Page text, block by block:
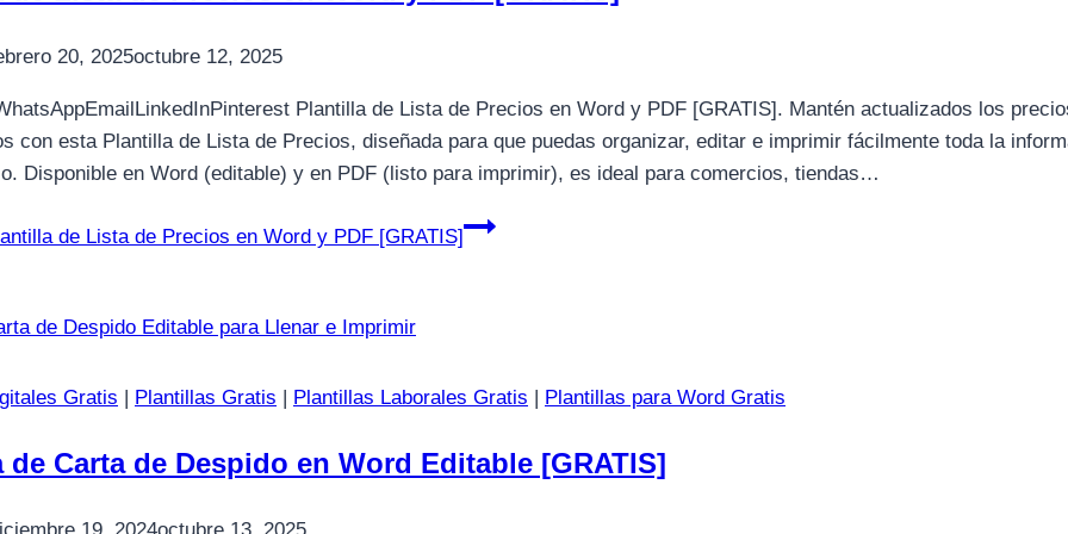
20, 2025octubre 12, 2025
Plantilla de Lista de Precios en Word y PDF [GRATIS]. Mantén actualizados los
con esta Plantilla de Lista de Precios, diseñada para que puedas organizar, editar e imprimir fácilmente toda la
Disponible en Word (editable) y en PDF (listo para imprimir), es ideal para comercios, tiendas…
de Lista de Precios en Word y PDF [GRATIS]
Gratis Plantillas Gratis Plantillas Laborales Gratis Plantillas para Word Gratis
Carta de Despido en Word Editable [GRATIS]